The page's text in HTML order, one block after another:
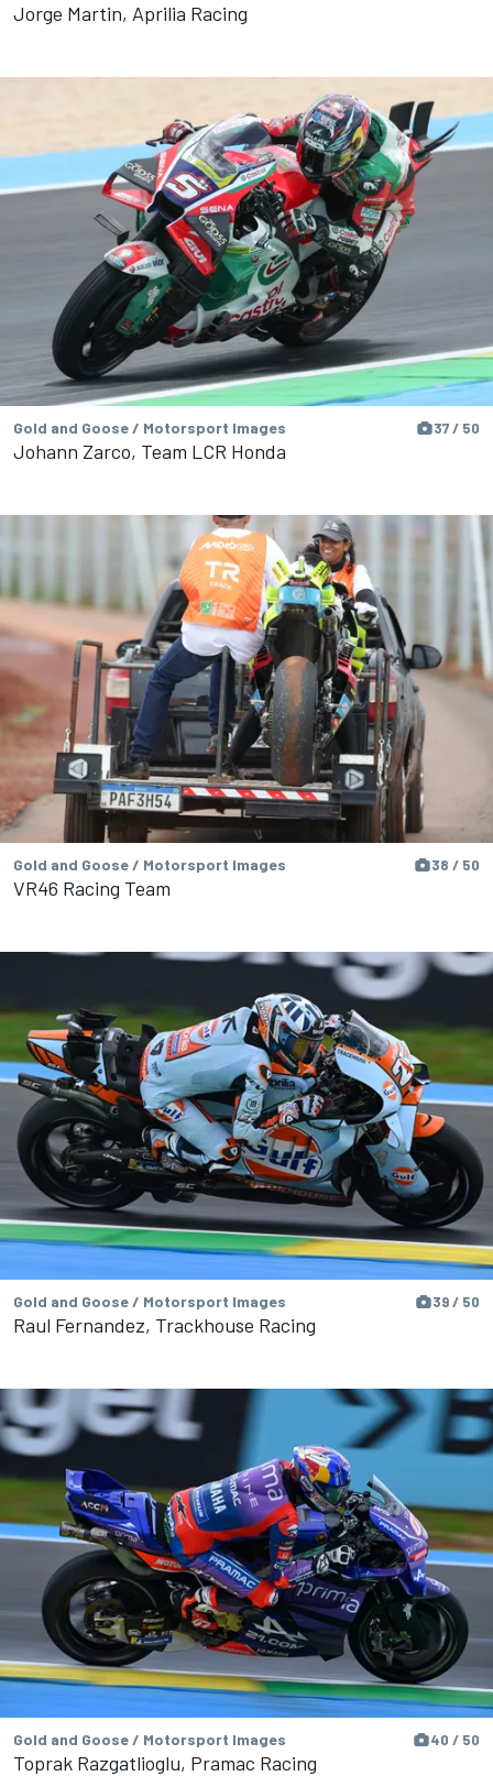
Jorge Martin, Aprilia Racing
Gold and Goose / Motorsport Images 37 / 50
Johann Zarco, Team LCR Honda
Gold and Goose / Motorsport Images 38 / 50
VR46 Racing Team
Gold and Goose / Motorsport Images 39 / 50
Raul Fernandez, Trackhouse Racing
Gold and Goose / Motorsport Images 40 / 50
Toprak Razgatlioglu, Pramac Racing